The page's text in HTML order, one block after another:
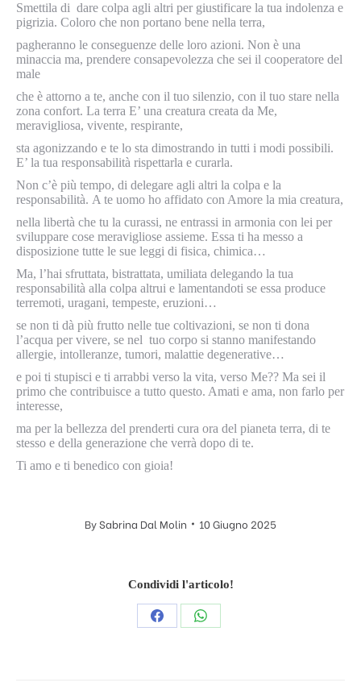
Smettila di dare colpa agli altri per giustificare la tua indolenza e
pigrizia. Coloro che non portano bene nella terra,
pagheranno le conseguenze delle loro azioni. Non è una
minaccia ma, prendere consapevolezza che sei il cooperatore del
male
che è attorno a te, anche con il tuo silenzio, con il tuo stare nella
zona confort. La terra E’ una creatura creata da Me,
meravigliosa, vivente, respirante,
sta agonizzando e te lo sta dimostrando in tutti i modi possibili.
E’ la tua responsabilità rispettarla e curarla.
Non c’è più tempo, di delegare agli altri la colpa e la
responsabilità. A te uomo ho affidato con Amore la mia creatura,
nella libertà che tu la curassi, ne entrassi in armonia con lei per
sviluppare cose meravigliose assieme. Essa ti ha messo a
disposizione tutte le sue leggi di fisica, chimica…
Ma, l’hai sfruttata, bistrattata, umiliata delegando la tua
responsabilità alla colpa altrui e lamentandoti se essa produce
terremoti, uragani, tempeste, eruzioni…
se non ti dà più frutto nelle tue coltivazioni, se non ti dona
l’acqua per vivere, se nel tuo corpo si stanno manifestando
allergie, intolleranze, tumori, malattie degenerative…
e poi ti stupisci e ti arrabbi verso la vita, verso Me?? Ma sei il
primo che contribuisce a tutto questo. Amati e ama, non farlo per
interesse,
ma per la bellezza del prenderti cura ora del pianeta terra, di te
stesso e della generazione che verrà dopo di te.
Ti amo e ti benedico con gioia!
BySabrina Dal Molin 10 Giugno 2025
Condividi l'articolo!
CondividiCondividi